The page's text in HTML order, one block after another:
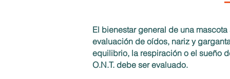
El bienestar general de una
evaluación de oídos, nariz y
equilibrio, la respiración o el sueño
O.N.T. debe ser evaluado.